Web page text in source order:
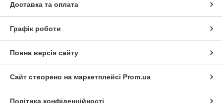
Доставка та оплата
Графік роботи
Повна версія сайту
Сайт створено на маркетплейсі Prom.ua
Політика конфіденційності